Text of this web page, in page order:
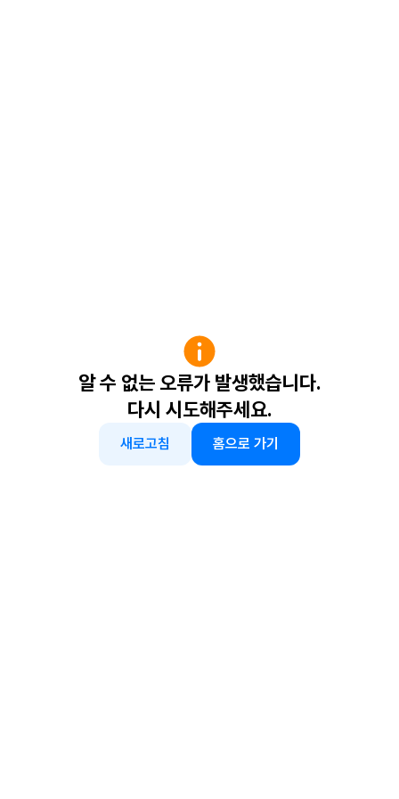
알 수 없는 오류가 발생했습니다.
다시 시도해주세요.
새로고침 홈으로 가기